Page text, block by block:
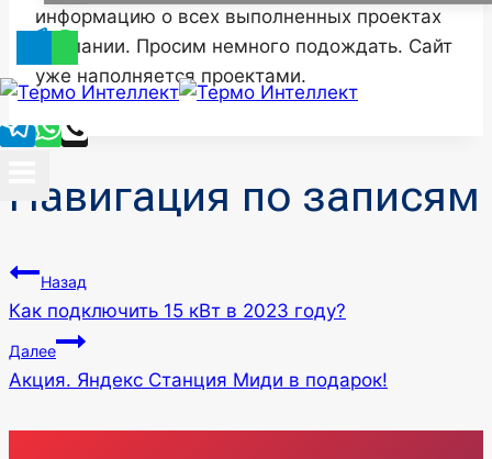
информацию о всех выполненных проектах
компании. Просим немного подождать. Сайт
уже наполняется проектами.
Навигация по записям
Назад
Как подключить 15 кВт в 2023 году?
Далее
Акция. Яндекс Станция Миди в подарок!